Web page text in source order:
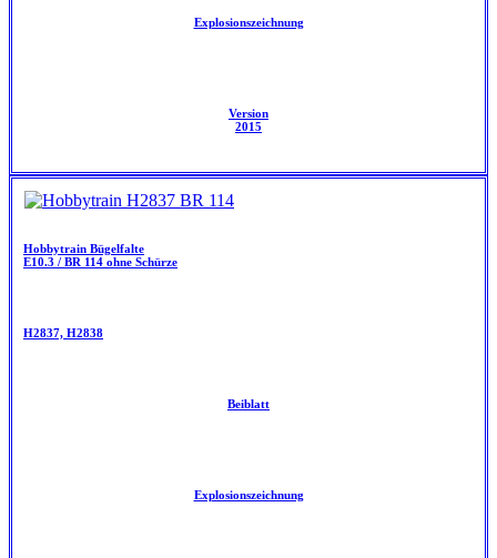
Explosionszeichnung
Version
2015
Hobbytrain Bügelfalte
E10.3 / BR 114 ohne Schürze
H2837, H2838
Beiblatt
Explosionszeichnung